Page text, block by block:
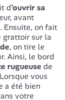
d'ouvrir sa
avant
Ensuite, on fait
grattoir sur la
, on tire le
Ainsi, le bord
rugueusede
vous
a été bien
votre